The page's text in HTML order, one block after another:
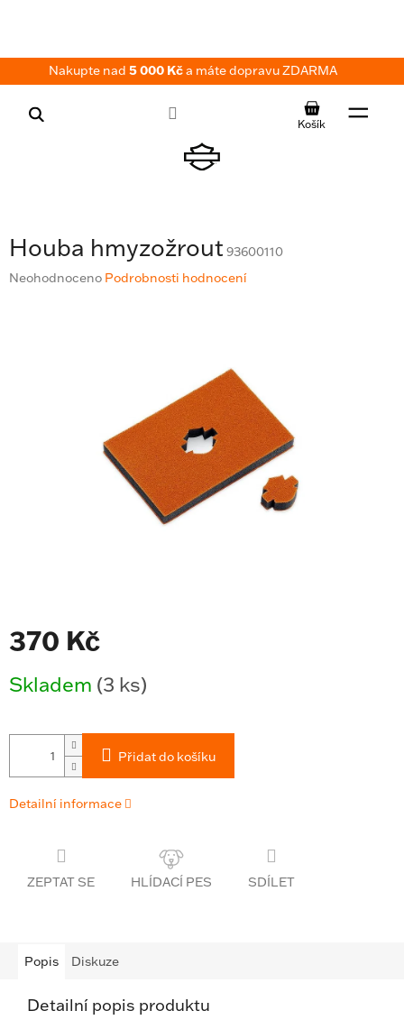
Nakupte nad 5 000 Kča máte dopravu ZDARMA
NÁKUPNÍ
KOŠÍK
Houba hmyzožrout 93600110
Průměrné
Neohodnoceno Podrobnosti hodnocení
370 Kč
cena:
Skladem (3 ks)
Přidat do košíku
Detailní informace
ZEPTAT SE SDÍLET
Popis Diskuze
Detailní popis produktu